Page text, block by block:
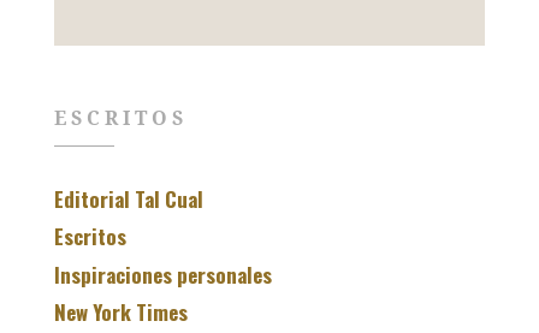
ESCRITOS
Editorial Tal Cual
Escritos
Inspiraciones personales
New York Times